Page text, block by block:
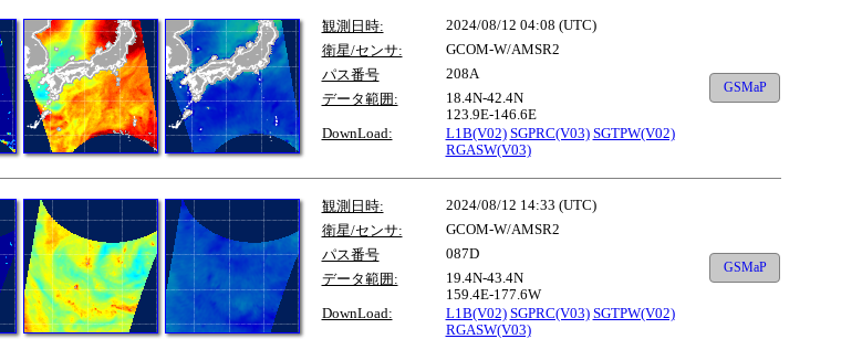
観測日時:
2024/08/12 04:08 (UTC)
衛星/センサ:
GCOM-W/AMSR2
パス番号
208A
データ範囲:
18.4N-42.4N
123.9E-146.6E
DownLoad:
L1B(V02) SGPRC(V03) SGTPW(V02)
RGASW(V03)
GSMaP
観測日時:
2024/08/12 14:33 (UTC)
衛星/センサ:
GCOM-W/AMSR2
パス番号
087D
データ範囲:
19.4N-43.4N
159.4E-177.6W
DownLoad:
L1B(V02) SGPRC(V03) SGTPW(V02)
RGASW(V03)
GSMaP